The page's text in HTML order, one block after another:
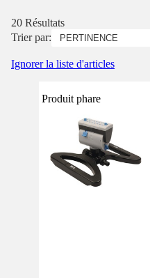
20 Résultats
Trier par:
Ignorer la liste d'articles
Produit phare